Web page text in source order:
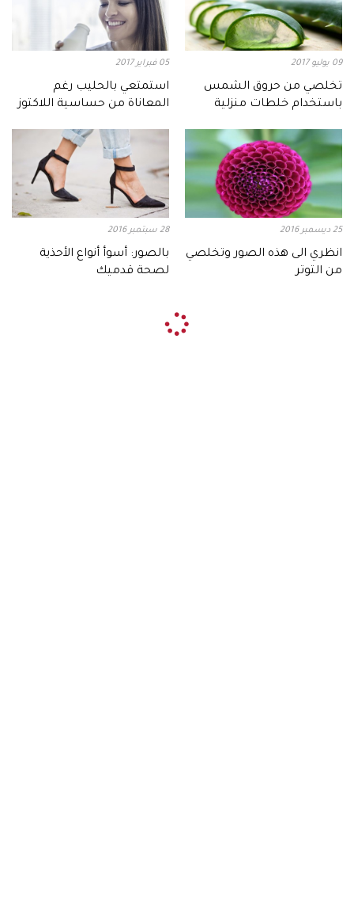
09 يوليو 2017
تخلصي من حروق الشمس
باستخدام خلطات منزلية
05 فبراير 2017
استمتعي بالحليب رغم
المعاناة من حساسية اللاكتوز
25 ديسمبر 2016
انظري الى هذه الصور وتخلصي
من التوتر
28 سبتمبر 2016
بالصور: أسوأ أنواع الأحذية
لصحة قدميك